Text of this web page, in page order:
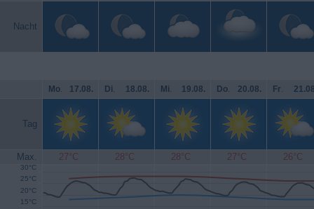
Nacht
Mo. 17.08. Di. 18.08. Mi. 19.08. Do. 20.08. Fr.
Tag
Max. 27°C 28°C 28°C 27°C 26°C
15°C
20°C
25°C
30°C